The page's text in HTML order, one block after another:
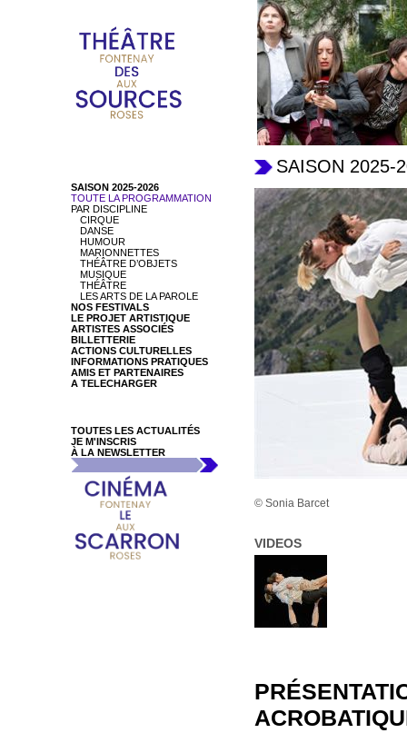
SAISON 2025-2026
TOUTE LA PROGRAMMATION
PAR DISCIPLINE
CIRQUE
DANSE
HUMOUR
MARIONNETTES
THÉÂTRE D’OBJETS
MUSIQUE
THÉÂTRE
LES ARTS DE LA PAROLE
NOS FESTIVALS
LE PROJET ARTISTIQUE
ARTISTES ASSOCIÉS
BILLETTERIE
ACTIONS CULTURELLES
INFORMATIONS PRATIQUES
AMIS ET PARTENAIRES
A TELECHARGER
TOUTES LES ACTUALITÉS
JE M'INSCRIS
À LA NEWSLETTER
SAISON 2025-
© Sonia Barcet
VIDEOS